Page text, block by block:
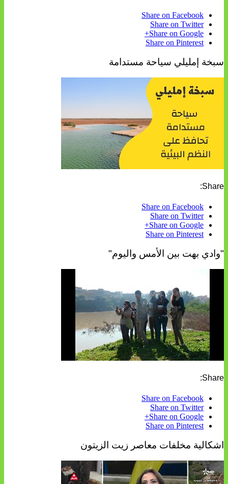
Share on Facebook
Share on Twitter
Share on Google+
Share on Pinterest
سبخة إمليلي سياحة مستدامة
Share:
Share on Facebook
Share on Twitter
Share on Google+
Share on Pinterest
"وادي بهت بين الأمس واليوم"
Share:
Share on Facebook
Share on Twitter
Share on Google+
Share on Pinterest
اشكالية مخلفات معاصر زيت الزيتون